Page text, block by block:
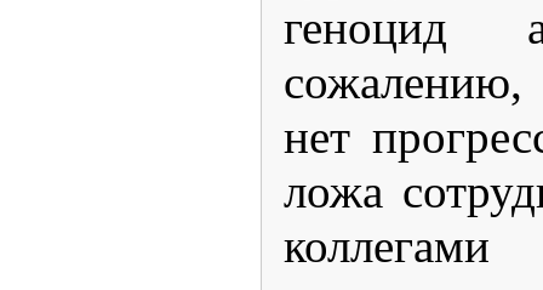
нет
ложа